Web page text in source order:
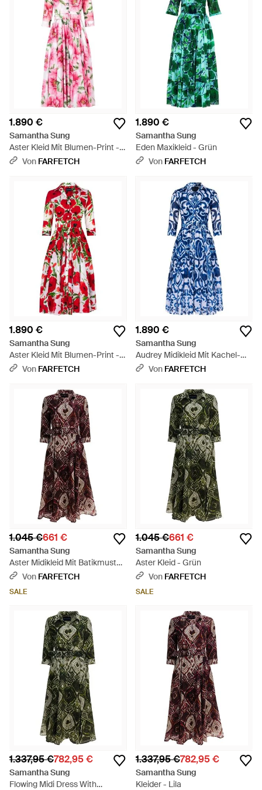
1.890 €
Samantha Sung
Aster Kleid Mit Blumen-Print -
PinkVon FARFETCH
1.890 €
Samantha Sung
Eden Maxikleid - Grün
Von FARFETCH
1.890 €
Samantha Sung
Aster Kleid Mit Blumen-Print -
RotVon FARFETCH
1.890 €
Samantha Sung
Audrey Midikleid Mit Kachel-
Print - Blau
Von FARFETCH
1.045 €661 €
Samantha Sung
Aster Midikleid Mit Batikmuster
- Braun
Von FARFETCH
SALE
1.045 €661 €
Samantha Sung
Aster Kleid - Grün
Von FARFETCH
SALE
1.337,95 €782,95 €
Samantha Sung
Flowing Midi Dress With
1.337,95 €782,95 €
Samantha Sung
Kleider - Lila